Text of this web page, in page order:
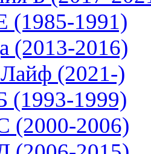
(1985-1991)
(2013-2016)
(2021-)
(1993-1999)
(2000-2006)